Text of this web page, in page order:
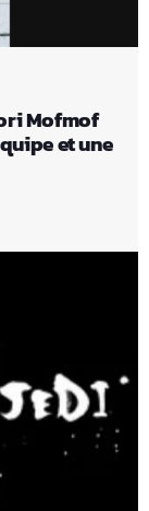
Mofmof
et une